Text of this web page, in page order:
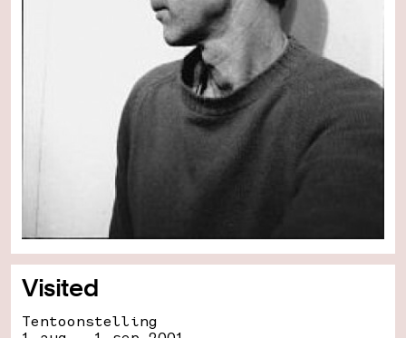
Visited
Tentoonstelling